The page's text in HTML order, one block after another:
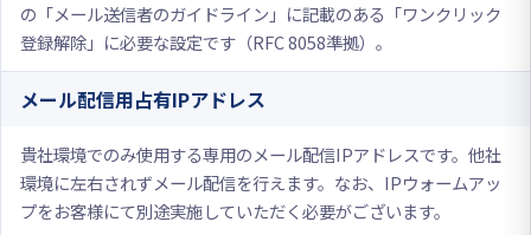
の「メール送信者のガイドライン」に記載のある「ワンクリック
登録解除」に必要な設定です（RFC 8058準拠）。
メール配信用占有IPアドレス
貴社環境でのみ使用する専用のメール配信IPアドレスです。他社
環境に左右されずメール配信を行えます。なお、IPウォームアッ
プをお客様にて別途実施していただく必要がございます。